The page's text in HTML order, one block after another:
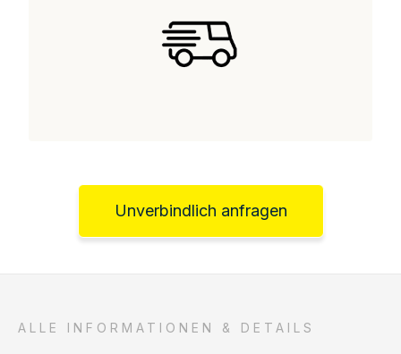
Unverbindlich anfragen
ALLE INFORMATIONEN & DETAILS